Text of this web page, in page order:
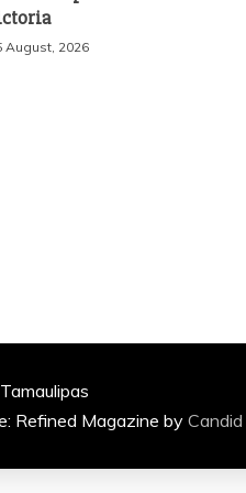
August, 2026
Refined Magazine by